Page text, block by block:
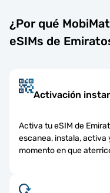
¿Por qué
eSIMs de
Activación
Activa tu eSIM de
escanea, instala,
momento en que